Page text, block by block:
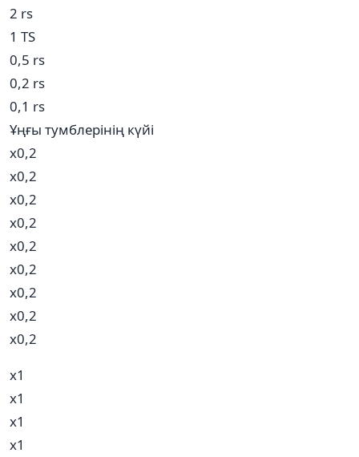
2 rs
1 TS
0,5 rs
0,2 rs
0,1 rs
Ұңғы тумблерінің күйі
х0,2
х0,2
х0,2
х0,2
х0,2
х0,2
х0,2
х0,2
х0,2
х1
х1
х1
х1